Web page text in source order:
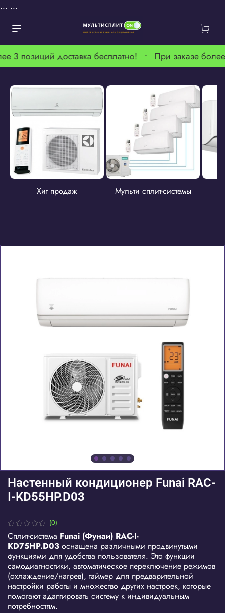
... ...
3 позиций доставка бесплатно! • При заказе
Хит продаж Мульти сплит-системы
(0)
Настенный кондиционер Funai RAC-
I-KD55HP.D03
Сплит-система Funai (Фунаи) RAC-I-
KD75HP.D03 оснащена различными продвинутыми
функциями для удобства пользователя. Это функции
самодиагностики, автоматическое переключение режимов
(охлаждение/нагрев), таймер для предварительной
настройки работы и множество других настроек, которые
помогают адаптировать систему к индивидуальным
потребностям.